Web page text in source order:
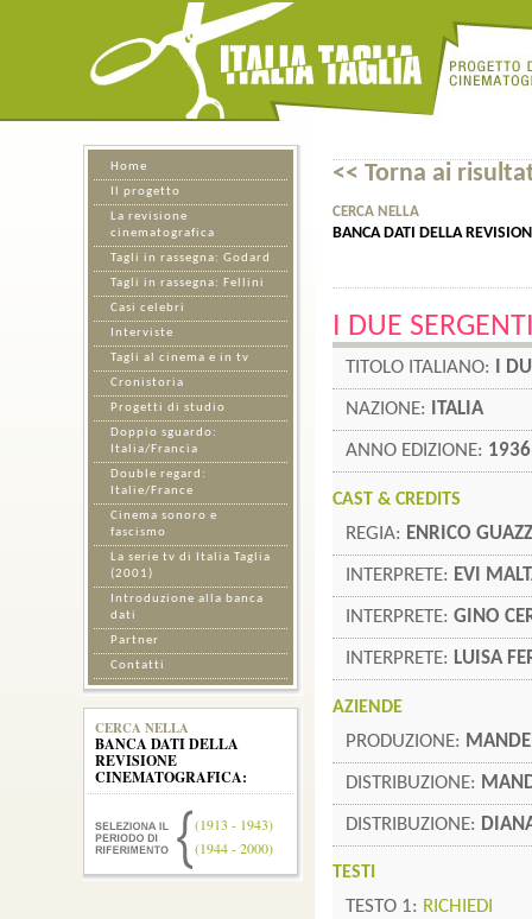
<< Torna ai
CERCA NELLA
BANCA DATI DELLA
I DUE
TITOLO ITALIANO: I
NAZIONE: ITALIA
ANNO EDIZIONE: 1936
CAST & CREDITS
REGIA: ENRICO
INTERPRETE: EVI
INTERPRETE:GINO
INTERPRETE: LUISA
AZIENDE
PRODUZIONE:
DISTRIBUZIONE:
DISTRIBUZIONE:
TESTI
TESTO 1: RICHIEDI
Home
Il progetto
La revisione
cinematografica
Tagli in rassegna: Godard
Tagli in rassegna: Fellini
Casi celebri
Interviste
Tagli al cinema e in tv
Cronistoria
Progetti di studio
Doppio sguardo:
Italia/Francia
Double regard:
Italie/France
Cinema sonoro e
fascismo
La serie tv di Italia Taglia
(2001)
Introduzione alla banca
dati
Partner
Contatti
CERCA NELLA
BANCA DATI DELLA
REVISIONE
CINEMATOGRAFICA:
(1913 - 1943)
(1944 - 2000)